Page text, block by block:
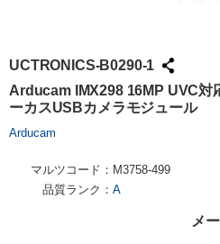
UCTRONICS-B0290-1
Arducam IMX298 16MP UVC対
ーカスUSBカメラモジュール
Arducam
マルツコード： M3758-499
品質ランク： A
メ